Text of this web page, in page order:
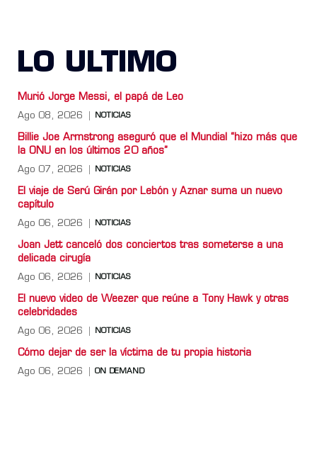
LO ULTIMO
Murió Jorge Messi, el papá de Leo
Ago 08, 2026 NOTICIAS
Billie Joe Armstrong aseguró que el Mundial “hizo más que
la ONU en los últimos 20 años”
Ago 07, 2026 NOTICIAS
El viaje de Serú Girán por Lebón y Aznar suma un nuevo
capítulo
Ago 06, 2026 NOTICIAS
Joan Jett canceló dos conciertos tras someterse a una
delicada cirugía
Ago 06, 2026 NOTICIAS
El nuevo video de Weezer que reúne a Tony Hawk y otras
celebridades
Ago 06, 2026 NOTICIAS
Cómo dejar de ser la víctima de tu propia historia
Ago 06, 2026 ON DEMAND